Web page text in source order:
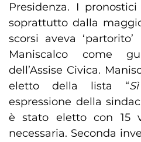
Presidenza. I
soprattutto dalla
scorsi aveva
Maniscalco come
dell’Assise Civica.
eletto della lista “
espressione della
è stato eletto con 15
necessaria. Seconda